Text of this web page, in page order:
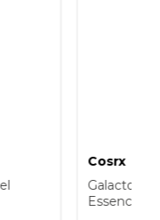
Cosrx
Essence